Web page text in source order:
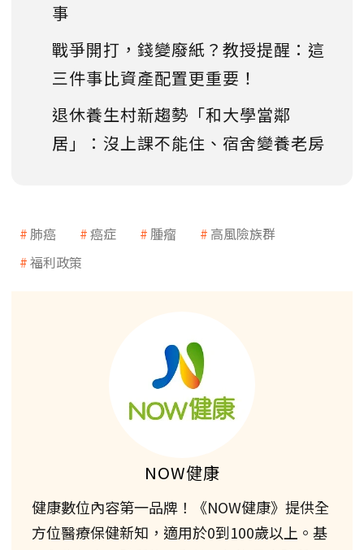
事
戰爭開打，錢變廢紙？教授提醒：這
三件事比資產配置更重要！
退休養生村新趨勢「和大學當鄰
居」：沒上課不能住、宿舍變養老房
肺癌 癌症 腫瘤
高風險族群
福利政策
NOW健康
健康數位內容第一品牌！《NOW健康》提供全
方位醫療保健新知，適用於0到100歲以上。基